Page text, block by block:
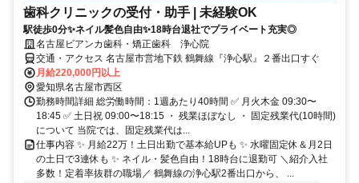
歯科クリニックの受付・助手 | 未経験OK
駅徒歩0分✨ネイル髪色自由✨18時台退社でプライベート充実◎
名古屋ビアンカ歯科・矯正歯科 浄心院
交通・アクセス 名古屋市営地下鉄 鶴舞線『浄心駅』２番出口すぐ
月給220,000円以上
愛知県名古屋市西区
勤務時間詳細 総労働時間：1週あたり40時間 ✅ 月火木金 09:30〜
18:45 ✅ 土日祝 09:00〜18:15 ・ 残業ほぼなし ・ 固定残業代(10時間)
について 当院では、固定残業代は...
仕事内容 ✨ 月給22万！土日出勤で基本給UPも ✨ 水曜固定休＆月2日
の土日で3連休も ✨ ネイル・髪色自由！18時台に退勤可 ＼紹介入社
多数！定着率抜群の職場／ 鶴舞線の浄心駅2番出口から、 ...